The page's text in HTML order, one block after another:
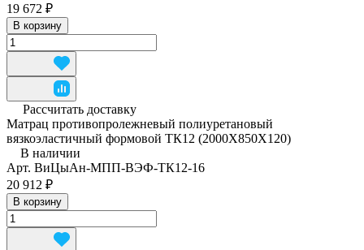
19 672 ₽
В корзину
Рассчитать доставку
Матрац противопролежневый полиуретановый
вязкоэластичный формовой ТК12 (2000Х850Х120)
В наличии
Арт. ВиЦыАн-МПП-ВЭФ-ТК12-16
20 912 ₽
В корзину